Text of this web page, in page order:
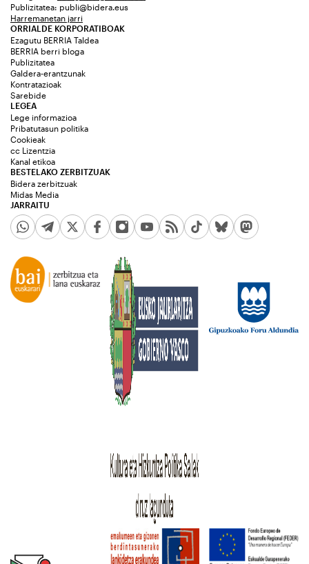
Publizitatea: publi@bidera.eus
Harremanetan jarri
ORRIALDE KORPORATIBOAK
Ezagutu BERRIA Taldea
BERRIA berri bloga
Publizitatea
Galdera-erantzunak
Kontratazioak
Sarebide
JARRAITU
LEGEA
Lege informazioa
Pribatutasun politika
Cookieak
cc Lizentzia
Kanal etikoa
BESTELAKO ZERBITZUAK
Bidera zerbitzuak
Midas Media